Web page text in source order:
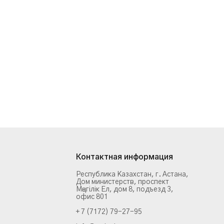
Контактная информация
Республика Казахстан, г. Астана,
Дом министерств, проспект
Мәңгілік Ел, дом 8, подъезд 3,
офис 801
+ 7 (7172) 79-27-95